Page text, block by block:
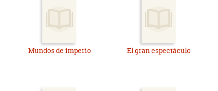
Mundos de imperio El gran espectáculo